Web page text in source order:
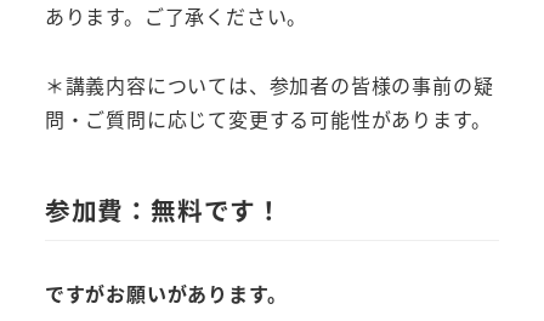
あります。ご了承ください。
＊講義内容については、参加者の皆様の事前の疑
問・ご質問に応じて変更する可能性があります。
参加費：無料です！
ですがお願いがあります。